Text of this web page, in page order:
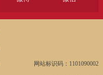
网站标识码：1101090002